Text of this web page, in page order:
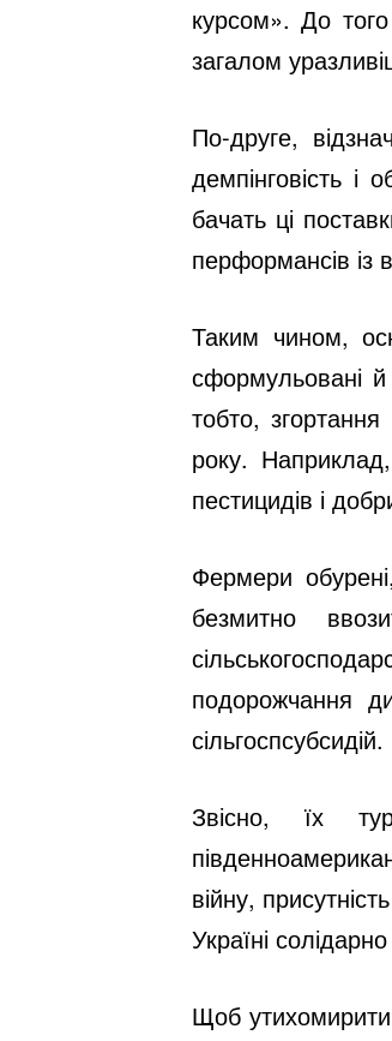
курсом». До
загалом
По-друге,
демпінговість і
бачать ці
перформансів із
Таким чином,
сформульовані
тобто,
року.
пестицидів і
Фермери
безмитно
подорожчання
Звісно, їх
війну,
Україні
Щоб